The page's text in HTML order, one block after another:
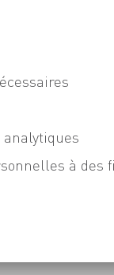
à des